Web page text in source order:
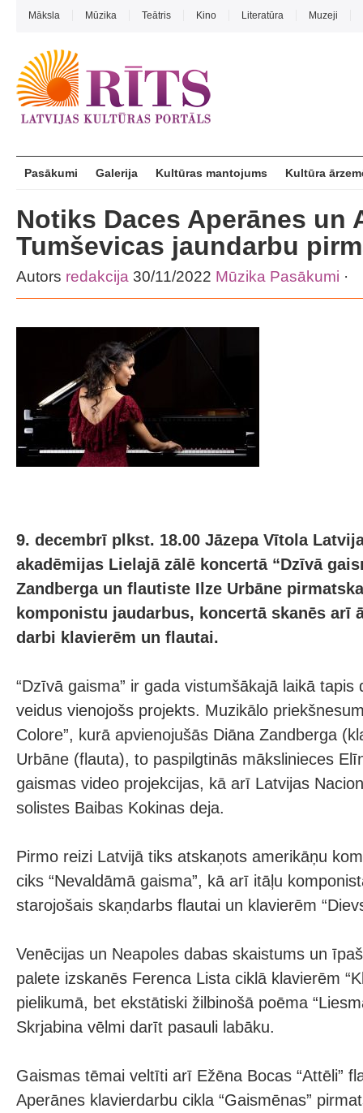
Māksla Mūzika Teātris Kino Literatūra Muzeji
Pasākumi Galerija Kultūras mantojums Kultūra
Notiks Daces Aperānes un
Tumševicas jaundarbu
Autors redakcija 30/11/2022 Mūzika Pasākumi ·
9. decembrī plkst. 18.00 Jāzepa Vītola
akadēmijas Lielajā zālē koncertā “Dzīvā
Zandberga un flautiste Ilze Urbāne
komponistu jaudarbus, koncertā skanēs arī
darbi klavierēm un flautai.
“Dzīvā gaisma” ir gada vistumšākajā laikā tapis
veidus vienojošs projekts. Muzikālo
Colore”, kurā apvienojušās Diāna Zandberga
Urbāne (flauta), to paspilgtinās mākslinieces
gaismas video projekcijas, kā arī Latvijas
solistes Baibas Kokinas deja.
Pirmo reizi Latvijā tiks atskaņots amerikāņu
ciks “Nevaldāmā gaisma”, kā arī itāļu
starojošais skaņdarbs flautai un klavierēm
Venēcijas un Neapoles dabas skaistums un
palete izskanēs Ferenca Lista ciklā klavierēm
pielikumā, bet ekstātiski žilbinošā poēma
Skrjabina vēlmi darīt pasauli labāku.
Gaismas tēmai veltīti arī Ežēna Bocas “Attēli”
Aperānes klavierdarbu cikla “Gaismēnas”